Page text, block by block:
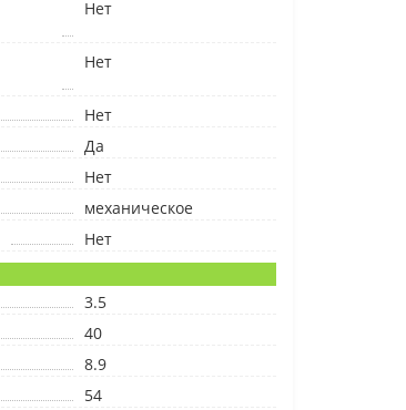
Нет
Нет
Нет
Да
Нет
механическое
Нет
3.5
40
8.9
54